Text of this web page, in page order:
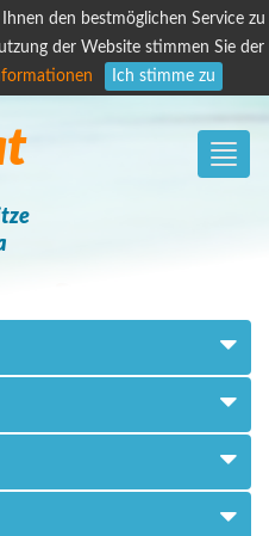
den bestmöglichen Service zu
der Website stimmen Sie der
Ich stimme zu
Toggle